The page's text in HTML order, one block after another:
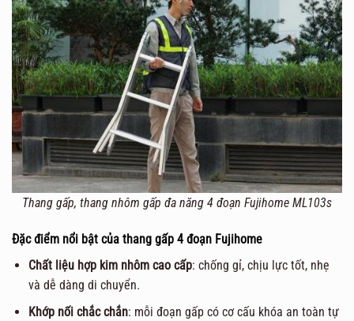
Thang gấp, thang nhôm gấp đa năng 4 đoạn Fujihome ML103s
Đặc điểm nổi bật của thang gấp 4 đoạn Fujihome
Chất liệu hợp kim nhôm cao cấp: chống gỉ, chịu lực tốt, nhẹ
và dễ dàng di chuyển.
Khớp nối chắc chắn: mỗi đoạn gấp có cơ cấu khóa an toàn tự